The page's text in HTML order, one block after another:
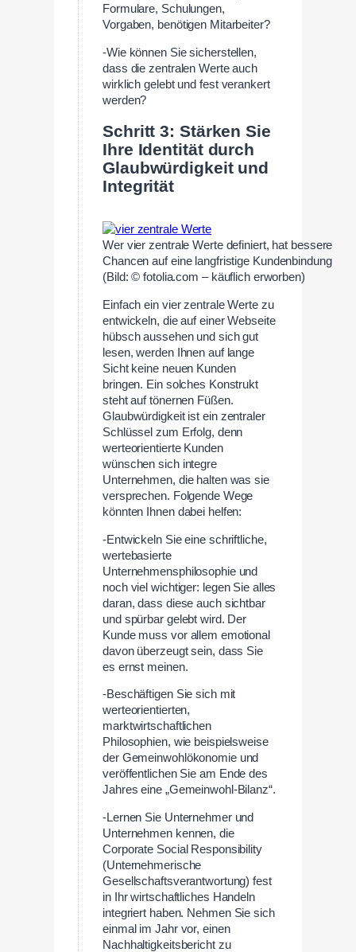
Formulare, Schulungen,
Vorgaben, benötigen Mitarbeiter?
-Wie können Sie sicherstellen,
dass die zentralen Werte auch
wirklich gelebt und fest verankert
werden?
Schritt 3: Stärken Sie
Ihre Identität durch
Glaubwürdigkeit und
Integrität
Wer vier zentrale Werte definiert, hat bessere
Chancen auf eine langfristige Kundenbindung
(Bild: © fotolia.com – käuflich erworben)
Einfach ein vier zentrale Werte zu
entwickeln, die auf einer Webseite
hübsch aussehen und sich gut
lesen, werden Ihnen auf lange
Sicht keine neuen Kunden
bringen. Ein solches Konstrukt
steht auf tönernen Füßen.
Glaubwürdigkeit ist ein zentraler
Schlüssel zum Erfolg, denn
werteorientierte Kunden
wünschen sich integre
Unternehmen, die halten was sie
versprechen. Folgende Wege
könnten Ihnen dabei helfen:
-Entwickeln Sie eine schriftliche,
wertebasierte
Unternehmensphilosophie und
noch viel wichtiger: legen Sie alles
daran, dass diese auch sichtbar
und spürbar gelebt wird. Der
Kunde muss vor allem emotional
davon überzeugt sein, dass Sie
es ernst meinen.
-Beschäftigen Sie sich mit
werteorientierten,
marktwirtschaftlichen
Philosophien, wie beispielsweise
der Gemeinwohlökonomie und
veröffentlichen Sie am Ende des
Jahres eine „Gemeinwohl-Bilanz“.
-Lernen Sie Unternehmer und
Unternehmen kennen, die
Corporate Social Responsibility
(Unternehmerische
Gesellschaftsverantwortung) fest
in Ihr wirtschaftliches Handeln
integriert haben. Nehmen Sie sich
einmal im Jahr vor, einen
Nachhaltigkeitsbericht zu